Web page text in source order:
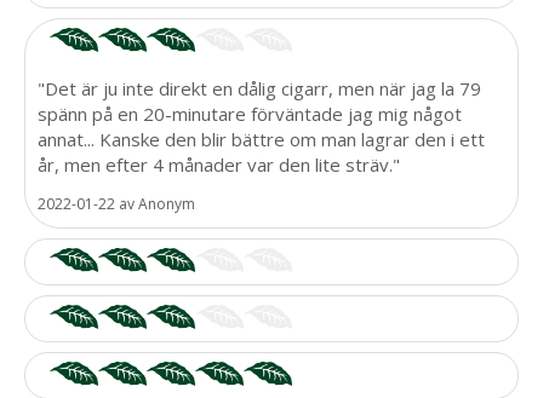
"Det är ju inte direkt en dålig cigarr, men när jag la 79
spänn på en 20-minutare förväntade jag mig något
annat... Kanske den blir bättre om man lagrar den i ett
år, men efter 4 månader var den lite sträv."
2022-01-22 avAnonym